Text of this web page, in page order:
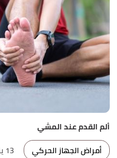
ألم القدم عند المشي
أمراض الجهاز الحركي
13 يناير 2022